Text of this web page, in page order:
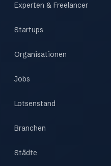
Experten & Freelancer
Startups
Organisationen
Jobs
Lotsenstand
Branchen
Städte